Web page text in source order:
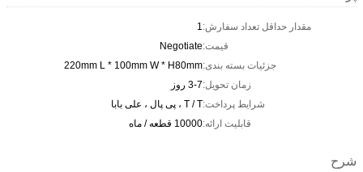
مقدار حداقل تعداد سفارش:1
قیمت:Negotiate
جزئیات بسته بندی:220mm L * 100mm W * H80mm
زمان تحویل:3-7 روز
شرایط پرداخت:T / T ، پی پال ، علی بابا
قابلیت ارائه:10000 قطعه / ماه
شرح